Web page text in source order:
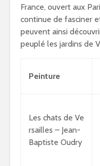
France, ouvert aux
continue de fasciner
peuvent ainsi
peuplé les jardins de
Peinture
Les chats de Ve
rsailles – Jean-
Baptiste Oudry